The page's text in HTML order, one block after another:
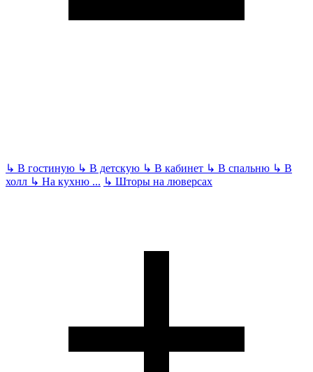
↳ В гостиную ↳ В детскую ↳ В кабинет ↳ В спальню ↳ В
холл ↳ На кухню ... ↳ Шторы на люверсах